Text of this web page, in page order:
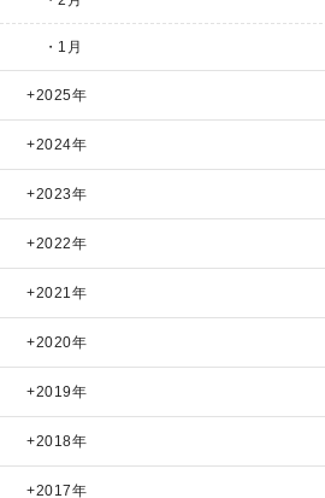
・1月
2025年
2024年
2023年
2022年
2021年
2020年
2019年
2018年
2017年